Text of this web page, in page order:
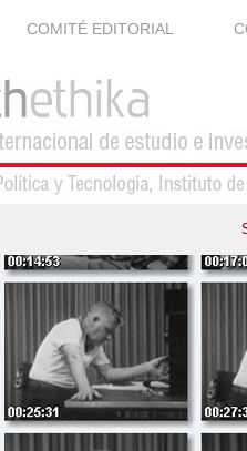
COMITÉ EDITORIAL